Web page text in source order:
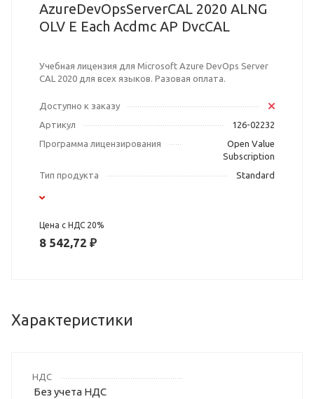
AzureDevOpsServerCAL 2020 ALNG
OLV E Each Acdmc AP DvcCAL
Учебная лицензия для Microsoft Azure DevOps Server
CAL 2020 для всех языков. Разовая оплата.
Доступно к заказу
Артикул
126-02232
Программа лицензирования
Open Value
Subscription
Тип продукта
Standard
Цена с НДС 20%
8 542,72 ₽
Характеристики
НДС
Без учета НДС